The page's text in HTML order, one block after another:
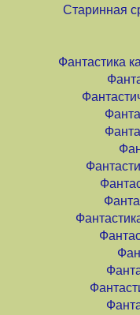
Старинная
Фантастика